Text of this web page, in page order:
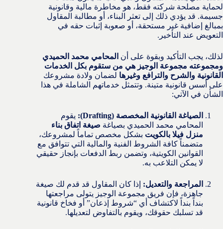
لحماية مصلحة شركته فقط، هو مخاطرة مالية وقانونية
جسيمة. قد يؤدي ذلك إلى تعثر البناء، أو مطالبة المقاول
بمبالغ إضافية غير مستحقة، أو صعوبة إثبات حقه في
التعويض عند التأخير.
لذلك، يجب التأكيد وبقوة على أن المحامي محمد الحميدي
ومجموعته مجموعة الوجيز هي من ستقوم بكل الخدمات
القانونية والشرح والترافع وغيرها لضمان ولادة مشروعك
على أسس قانونية متينة. وتتمثل خدماتهم الشاملة في هذا
الشأن في الآتي:
الصياغة القانونية المخصصة (Drafting):
يقوم
المحامي محمد الحميدي بصياغة صيغة اتفاق بناء
منزل فيلا بالكويت بشكل مخصص تماماً لمشروعك،
متضمناً كافة الشروط الفنية والمالية التي تتوافق مع
القوانين الكويتية، وتضمن ربط الدفعات بإنجاز حقيقي
لا يمكن التلاعب به.
المراجعة والتعديل: إذا كان المقاول قد قدم لك صيغة
جاهزة، فإن فريق مجموعة الوجيز يتولى مراجعتها
بنداً بنداً لاكتشاف أي “شروط إذعان” أو فخاخ قانونية
قد تسلبك حقوقك، ويقوم بالتفاوض لتعديلها.